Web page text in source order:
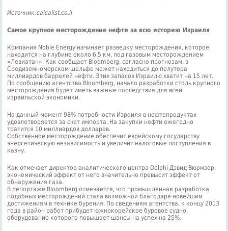
Источник:calcalist.co.il
Самое крупное месторождение нефти за всю историю Израиля
Компания Noble Energy начинает разведку месторождения, которое
находится на глубине около 6.5 км, под газовым месторождением
«Левиатан». Как сообщает Bloomberg, согласно прогнозам, в
Средиземноморском шельфе может находиться до полутора
миллиардов баррелей нефти. Этих запасов Израилю хватит на 15 лет.
По сообщению агентства Bloomberg, начало разработки столь крупного
месторождения будет иметь важные последствия для всей
израильской экономики.
На данный момент 98% потребности Израиля в нефтепродуктах
удовлетворяется за счет импорта. На закупки нефти ежегодно
тратится 10 миллиардов долларов.
Собственное месторождение обеспечит еврейскому государству
энергетическую независимость и увеличит налоговые поступления в
казну.
Как отмечает директор аналитического центра Delphi Дэвид Вюрмзер,
экономический эффект от него значительно превысит эффект от
обнаружения газа.
В репортаже Bloomberg отмечается, что промышленная разработка
подобных месторождений стала возможной благодаря новейшим
достижениям в технике бурения. По сведениям агентства, к концу 2013
года в район работ прибудет южнокорейское буровое судно,
оборудование которого повышает шансы на успех на 25%.